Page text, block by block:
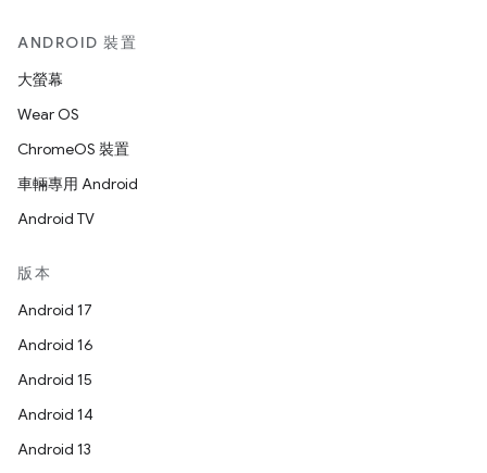
ANDROID 裝置
大螢幕
Wear OS
ChromeOS 裝置
車輛專用 Android
Android TV
版本
Android 17
Android 16
Android 15
Android 14
Android 13